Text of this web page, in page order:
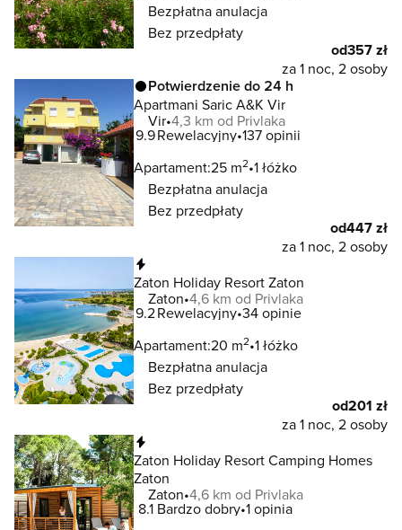
Bezpłatna anulacja
Bez przedpłaty
od357 zł
za 1 noc, 2 osoby
Potwierdzenie do 24 h
Apartmani Saric A&K Vir
Vir 4,3 km od Privlaka
9.9Rewelacyjny 137 opinii
Apartament:25 m2 1 łóżko
Bezpłatna anulacja
Bez przedpłaty
od447 zł
za 1 noc, 2 osoby
Zaton Holiday Resort Zaton
Zaton 4,6 km od Privlaka
9.2Rewelacyjny 34 opinie
Apartament:20 m2 1 łóżko
Bezpłatna anulacja
Bez przedpłaty
od201 zł
za 1 noc, 2 osoby
Zaton Holiday Resort Camping Homes
Zaton
Zaton 4,6 km od Privlaka
8.1 Bardzo dobry 1 opinia